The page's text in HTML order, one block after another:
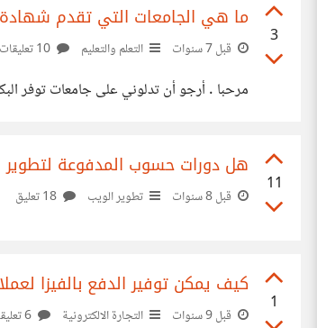
3
ما هي الجامعات التي تقدم شهادة
قبل 7 سنوات التعلم والتعليم
مرحبا . أرجو أن تدلوني على جامعات توفر
11
هل دورات حسوب المدفوعة
قبل 8 سنوات تطوير الويب
1
كيف يمكن توفير الدفع بالفيزا
قبل 9 سنوات التجارة الالكترونية